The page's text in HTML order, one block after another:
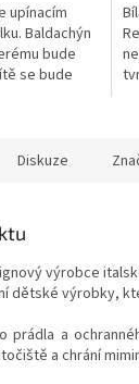
upínacím
Baldachýn
bude
se bude
Diskuze
výrobce
dětské výrobky,
prádla a
a chrání